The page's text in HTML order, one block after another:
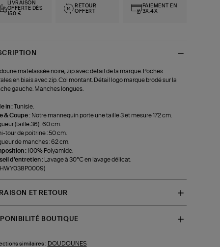
LIVRAISON
OFFERTE DÈS
150 €
RETOUR
OFFERT
PAIEMENT EN
3X,4X
matelassée noire, zip avec détail de la marque. Poches
en biais avec zip. Col montant. Détail logo marque brodé sur la
gauche. Manches longues.
in :Tunisie.
& Coupe : Notre mannequin porte une taille 3 et mesure 172 cm.
(taille 36) : 60 cm.
tour de poitrine : 50 cm.
de manches : 62 cm.
:100% Polyamide.
d'entretien :
Lavage à 30°C en lavage délicat.
ET RETOUR
BOUTIQUE
similaires : DOUDOUNES